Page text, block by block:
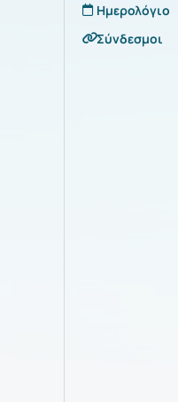
Ημερολόγιο
Σύνδεσμοι